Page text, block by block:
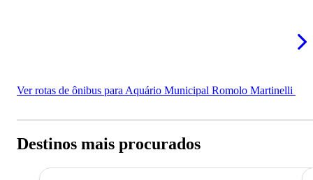
Ver rotas de ônibus para Aquário Municipal Romolo Martinelli
Destinos mais procurados